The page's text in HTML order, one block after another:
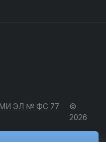
СМИ ЭЛ № ФС 77
©
2026